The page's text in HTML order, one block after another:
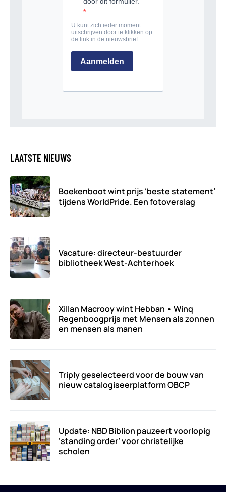
LAATSTE NIEUWS
Boekenboot wint prijs ‘beste statement’
tijdens WorldPride. Een fotoverslag
Vacature: directeur-bestuurder
bibliotheek West-Achterhoek
Xillan Macrooy wint Hebban • Winq
Regenboogprijs met Mensen als zonnen
en mensen als manen
Triply geselecteerd voor de bouw van
nieuw catalogiseerplatform OBCP
Update: NBD Biblion pauzeert voorlopig
‘standing order’ voor christelijke
scholen